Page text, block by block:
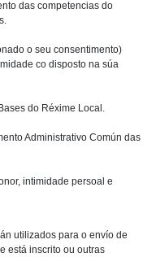
das competencias do
o seu consentimento)
co disposto na súa
do Réxime Local.
Administrativo Común das
intimidade persoal e
utilizados para o envío de
está inscrito ou outras